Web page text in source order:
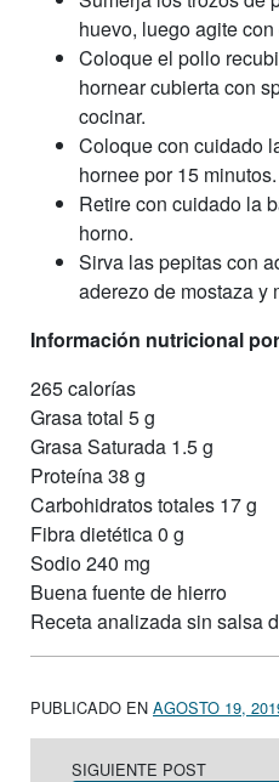
huevo, luego agite
Coloque el pollo
hornear cubierta con
cocinar.
Coloque con cuidado
hornee por 15 minutos.
Retire con cuidado la
horno.
Sirva las pepitas con
aderezo de mostaza y
Información nutricional
265 calorías
Grasa total 5 g
Grasa Saturada 1.5 g
Proteína 38 g
Carbohidratos totales 17 g
Fibra dietética 0 g
Sodio 240 mg
Buena fuente de hierro
Receta analizada sin salsa
PUBLICADO EN AGOSTO 19,
SIGUIENTE POST